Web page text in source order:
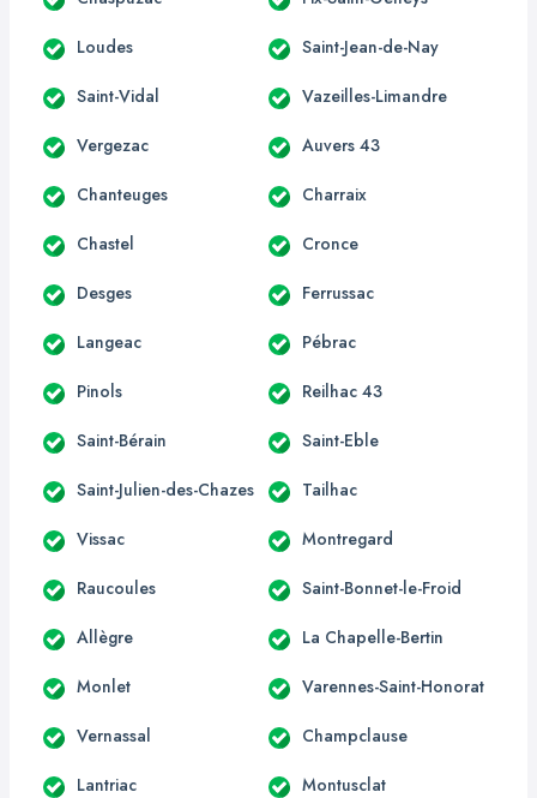
Loudes Saint-Jean-de-Nay
Saint-Vidal Vazeilles-Limandre
Vergezac Auvers 43
Chanteuges Charraix
Chastel Cronce
Desges Ferrussac
Langeac Pébrac
Pinols Reilhac 43
Saint-Bérain Saint-Eble
Saint-Julien-des-Chazes Tailhac
Vissac Montregard
Raucoules Saint-Bonnet-le-Froid
Allègre La Chapelle-Bertin
Monlet Varennes-Saint-Honorat
Vernassal Champclause
Lantriac Montusclat